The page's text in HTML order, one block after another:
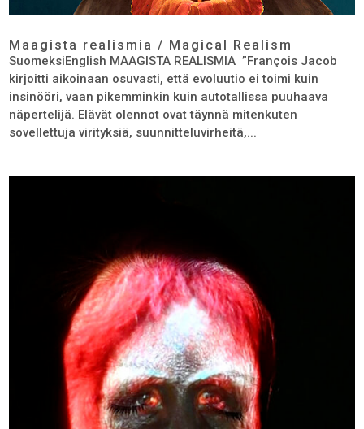
Maagista realismia / Magical Realism
SuomeksiEnglish MAAGISTA REALISMIA ”François Jacob
kirjoitti aikoinaan osuvasti, että evoluutio ei toimi kuin
insinööri, vaan pikemminkin kuin autotallissa puuhaava
näpertelijä. Elävät olennot ovat täynnä mitenkuten
sovellettuja virityksiä, suunnitteluvirheitä,...